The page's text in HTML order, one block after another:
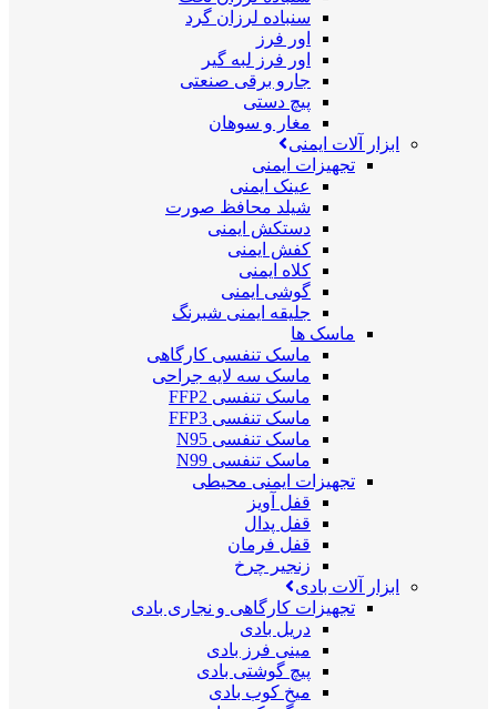
سنباده لرزان گرد
اور فرز
اور فرز لبه گیر
جارو برقی صنعتی
پیچ دستی
مغار و سوهان
ابزار آلات ایمنی
تجهیزات ایمنی
عینک ایمنی
شیلد محافظ صورت
دستکش ایمنی
کفش ایمنی
کلاه ایمنی
گوشی ایمنی
جلیقه ایمنی شبرنگ
ماسک ها
ماسک تنفسی کارگاهی
ماسک سه لایه جراحی
ماسک تنفسی FFP2
ماسک تنفسی FFP3
ماسک تنفسی N95
ماسک تنفسی N99
تجهیزات ایمنی محیطی
قفل آویز
قفل پدال
قفل فرمان
زنجیر چرخ
ابزار آلات بادی
تجهیزات کارگاهی و نجاری بادی
دریل بادی
مینی فرز بادی
پیچ گوشتی بادی
میخ کوب بادی